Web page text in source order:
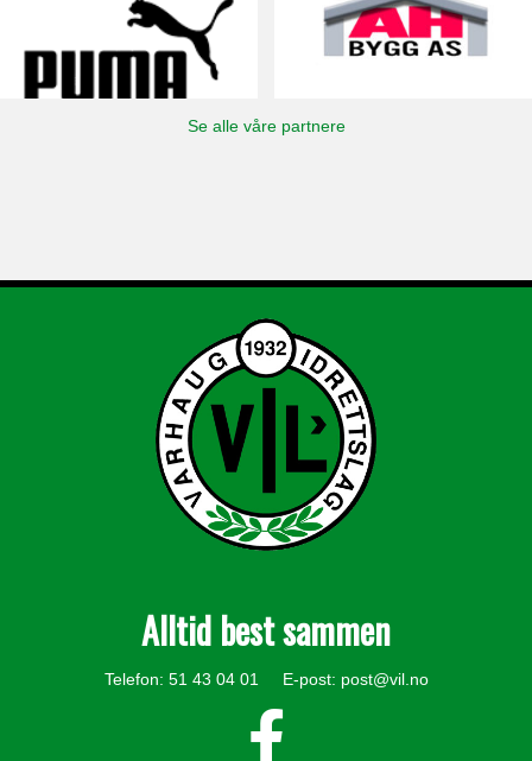
Se alle våre partnere
Alltid best sammen
Telefon: 51 43 04 01 E-post: post@vil.no